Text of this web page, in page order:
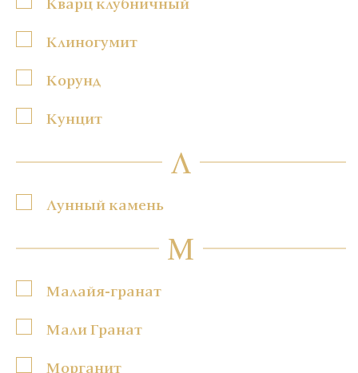
Клиногумит
Корунд
Кунцит
Л
Лунный камень
М
Малайя-гранат
Мали Гранат
Морганит